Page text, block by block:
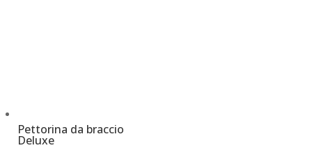
Pettorina da braccio
Deluxe